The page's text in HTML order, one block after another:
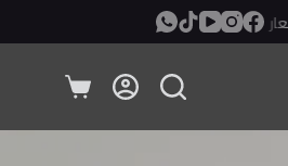
معاينة ودفع عند الإستلام!
عربة